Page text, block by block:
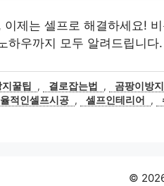
제는 셀프로 해결하세요!
하우까지 모두 알려드립니다.
꿀팁 , 결로잡는법 , 곰팡이방지
적인셀프시공 , 셀프인테리어 ,
©